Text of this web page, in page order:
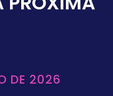
DE 2026